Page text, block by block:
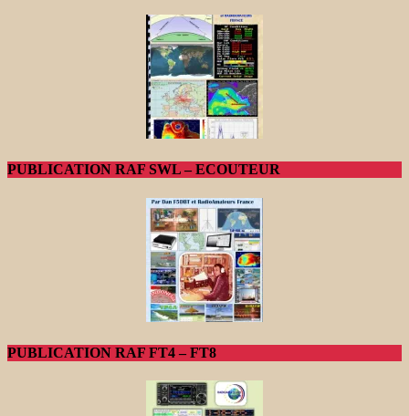
PUBLICATION RAF SWL – ECOUTEUR
PUBLICATION RAF FT4 – FT8